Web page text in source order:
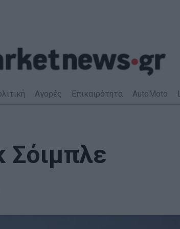
Αγορές Επικαιρότητα AutoMoto
Σόιμπλε